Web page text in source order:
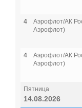
4
Аэрофлот/АК
Аэрофлот)
4
Аэрофлот/АК
Аэрофлот)
Пятница
14.08.2026